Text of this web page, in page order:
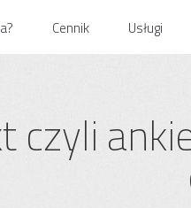
Cennik Usługi
czyli